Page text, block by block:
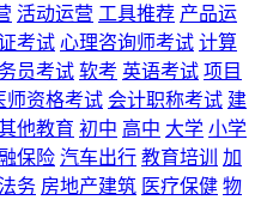
活动运营 工具推荐 产品运
考试 心理咨询师考试 计算
员考试 软考 英语考试 项目
师资格考试 会计职称考试 建
他教育 初中 高中 大学 小学
保险 汽车出行 教育培训
加
务 房地产建筑 医疗保健 物